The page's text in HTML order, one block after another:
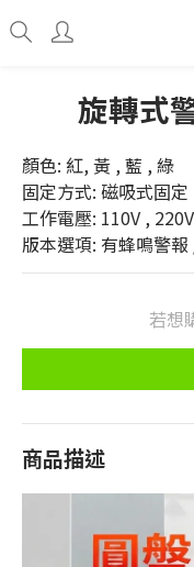
旋轉式
顏色: 紅, 黃 , 藍 , 綠
固定方式: 磁吸式固定
工作電壓: 110V ,
版本選項: 有蜂鳴警報
若想
商品描述